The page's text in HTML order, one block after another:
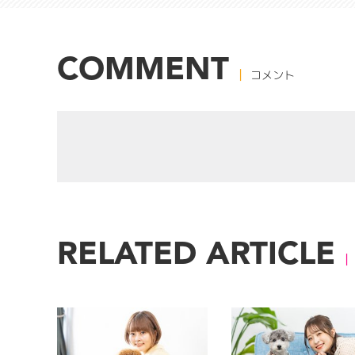
COMMENT コメント
RELATED ARTICLE